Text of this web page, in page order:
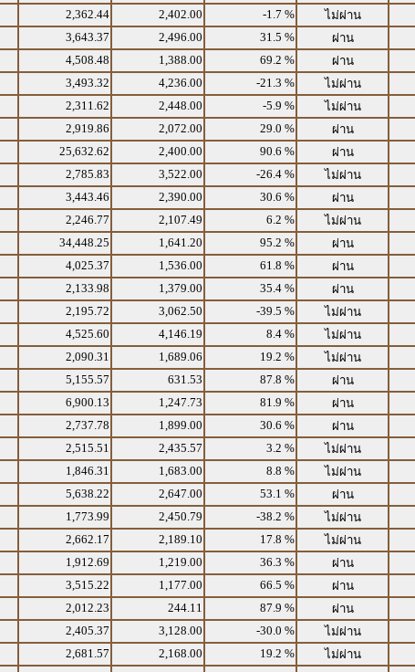
2,362.44 2,402.00 -1.7 % ไม่ผ่าน
3,643.37 2,496.00 31.5 % ผ่าน
4,508.48 1,388.00 69.2 % ผ่าน
3,493.32 4,236.00 -21.3 % ไม่ผ่าน
2,311.62 2,448.00 -5.9 % ไม่ผ่าน
2,919.86 2,072.00 29.0 % ผ่าน
25,632.62 2,400.00 90.6 % ผ่าน
2,785.83 3,522.00 -26.4 % ไม่ผ่าน
3,443.46 2,390.00 30.6 % ผ่าน
2,246.77 2,107.49 6.2 % ไม่ผ่าน
34,448.25 1,641.20 95.2 % ผ่าน
4,025.37 1,536.00 61.8 % ผ่าน
2,133.98 1,379.00 35.4 % ผ่าน
2,195.72 3,062.50 -39.5 % ไม่ผ่าน
4,525.60 4,146.19 8.4 % ไม่ผ่าน
2,090.31 1,689.06 19.2 % ไม่ผ่าน
5,155.57 631.53 87.8 % ผ่าน
6,900.13 1,247.73 81.9 % ผ่าน
2,737.78 1,899.00 30.6 % ผ่าน
2,515.51 2,435.57 3.2 % ไม่ผ่าน
1,846.31 1,683.00 8.8 % ไม่ผ่าน
5,638.22 2,647.00 53.1 % ผ่าน
1,773.99 2,450.79 -38.2 % ไม่ผ่าน
2,662.17 2,189.10 17.8 % ไม่ผ่าน
1,912.69 1,219.00 36.3 % ผ่าน
3,515.22 1,177.00 66.5 % ผ่าน
2,012.23 244.11 87.9 % ผ่าน
2,405.37 3,128.00 -30.0 % ไม่ผ่าน
2,681.57 2,168.00 19.2 % ไม่ผ่าน